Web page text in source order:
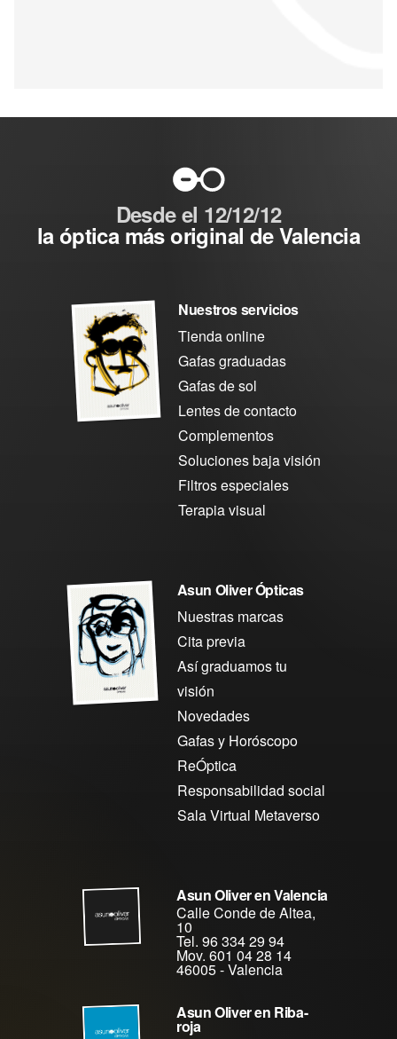
Desde el 12/12/12
la óptica más original de Valencia
Nuestros servicios
Tienda online
Gafas graduadas
Gafas de sol
Lentes de contacto
Complementos
Soluciones baja visión
Filtros especiales
Terapia visual
Asun Oliver Ópticas
Nuestras marcas
Cita previa
Así graduamos tu
visión
Novedades
Gafas y Horóscopo
ReÓptica
Responsabilidad social
Sala Virtual Metaverso
Asun Oliver en Valencia
Calle Conde de Altea,
10
Tel. 96 334 29 94
Mov. 601 04 28 14
46005-Valencia
Asun Oliver en Riba-
roja